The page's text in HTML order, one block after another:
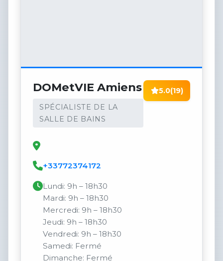
DOMetVIE Amiens
SPÉCIALISTE DE LA
SALLE DE BAINS
5.0(19)
+33772374172
Lundi: 9h – 18h30
Mardi: 9h – 18h30
Mercredi: 9h – 18h30
Jeudi: 9h – 18h30
Vendredi: 9h – 18h30
Samedi: Fermé
Dimanche: Fermé